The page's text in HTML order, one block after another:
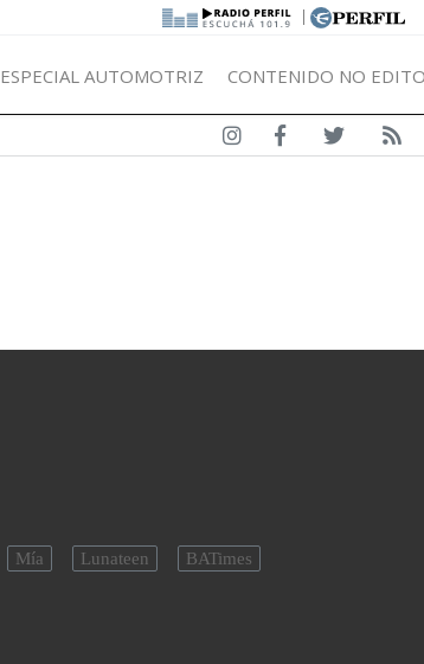
|
ESPECIAL AUTOMOTRIZ CONTENIDO NO
Mía Lunateen BATimes